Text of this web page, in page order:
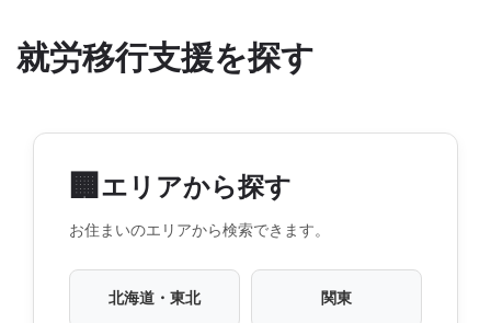
就労移行支援を探す
🏢 エリアから探す
お住まいのエリアから検索できます。
北海道・東北 関東